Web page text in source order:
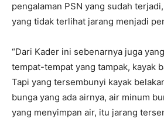
pengalaman PSN yang sudah
yang tidak terlihat jarang menjadi
“Dari Kader ini sebenarnya juga
tempat-tempat yang tampak, kayak
Tapi yang tersembunyi kayak
bunga yang ada airnya, air minum
yang menyimpan air, itu jarang